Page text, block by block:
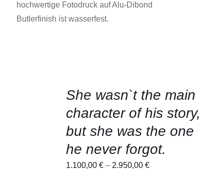
hochwertige Fotodruck auf Alu-Dibond
Butlerfinish ist wasserfest.
AUSFÜHRUNG
PRODUKT
MEHRERE
VARIANTEN
OPTIONEN
She wasn`t the main
character of his story,
but she was the one
he never forgot.
1.100,00€ – 2.950,00€